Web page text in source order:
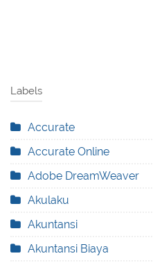
Labels
Accurate
Accurate Online
Adobe DreamWeaver
Akulaku
Akuntansi
Akuntansi Biaya